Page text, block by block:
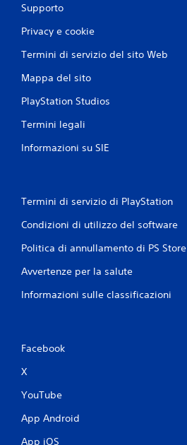
Supporto
Privacy e cookie
Termini di servizio del sito Web
Mappa del sito
PlayStation Studios
Termini legali
Informazioni su SIE
Termini di servizio di PlayStation
Condizioni di utilizzo del software
Politica di annullamento di PS Store
Avvertenze per la salute
Informazioni sulle classificazioni
Facebook
X
YouTube
App Android
App iOS